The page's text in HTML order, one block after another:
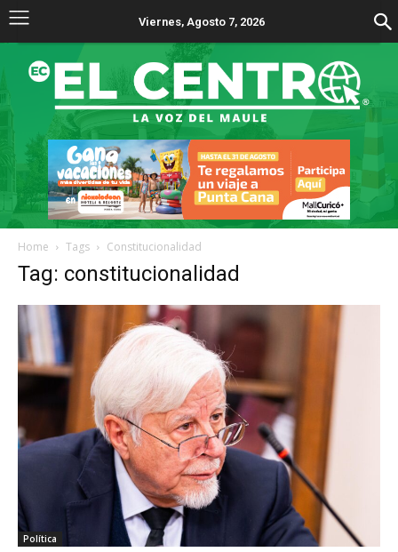
Viernes, Agosto 7, 2026
Home Tags Constitucionalidad
Tag: constitucionalidad
Política